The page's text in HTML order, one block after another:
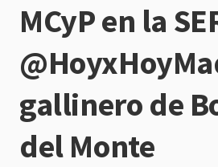
navegación
MCyP en la
gallinero de
del Monte